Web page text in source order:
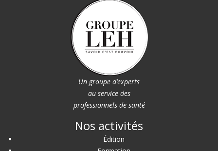
Un groupe d’experts
au service des
professionnels de santé
Nos activités
Édition